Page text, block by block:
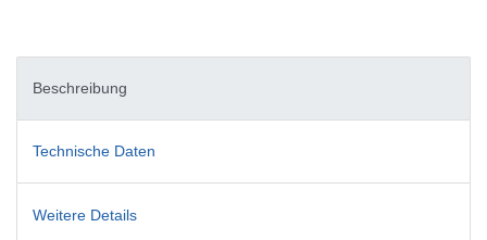
Beschreibung
Technische Daten
Weitere Details